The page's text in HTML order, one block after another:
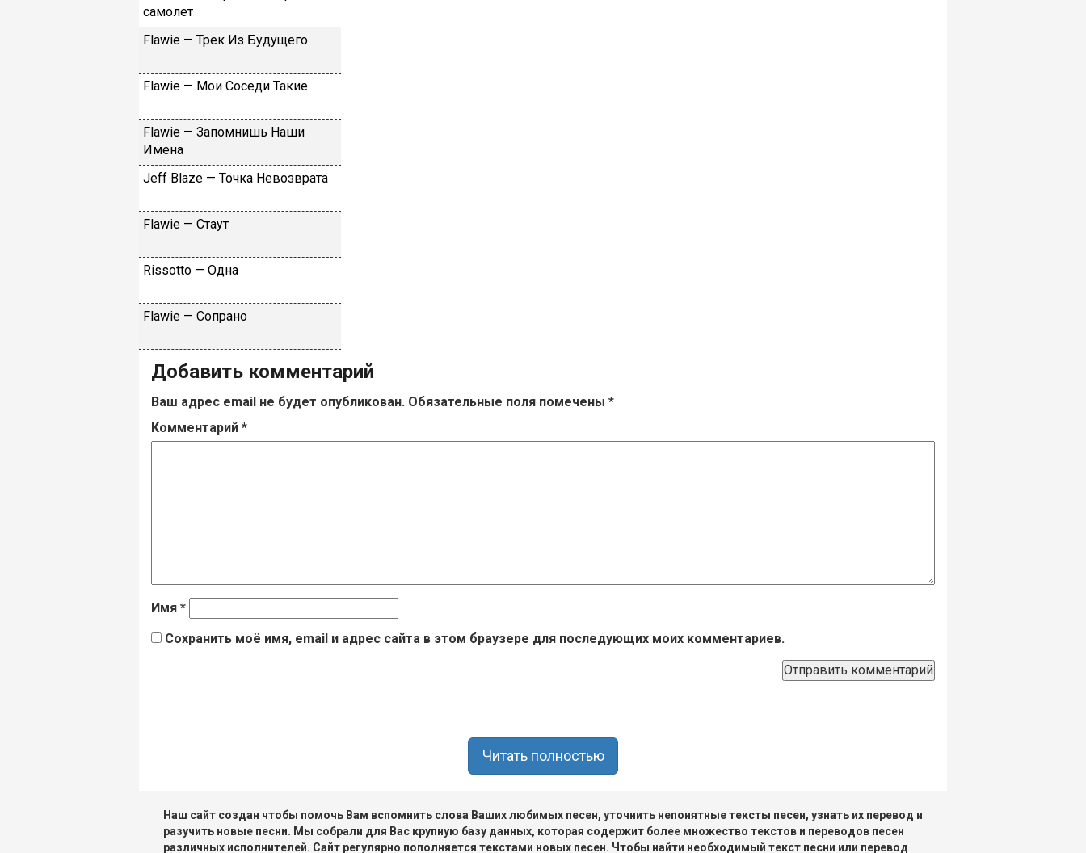
caмoлeт
Flаwiе — Tpeк Из Будущeгo
Flаwiе — Moи Coceди Taкиe
Flаwiе — Зaпoмнишь Haши
Имeнa
Jеff Blаzе — Toчкa Heвoзвpaтa
Flаwiе — Cтaут
Rissоttо — Oднa
Flаwiе — Coпpaнo
Добавить комментарий
Ваш адрес email не будет опубликован. Обязательные поля помечены *
Комментарий *
Имя *
Сохранить моё имя, email и адрес сайта в этом браузере для последующих моих комментариев.
Читать полностью
Наш сайт создан чтобы помочь Вам вспомнить слова Ваших любимых песен, уточнить непонятные тексты песен, узнать их перевод и
разучить новые песни. Мы собрали для Вас крупную базу данных, которая содержит более множество текстов и переводов песен
различных исполнителей. Сайт регулярно пополняется текстами новых песен. Чтобы найти необходимый текст песни или перевод